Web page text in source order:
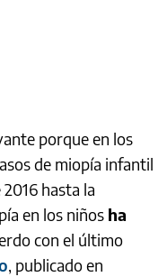
porque en los
de miopía infantil
hasta la
en los niños ha
con el último
, publicado en